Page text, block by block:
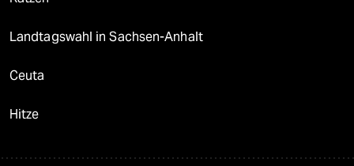
Landtagswahl in Sachsen-Anhalt
Ceuta
Hitze